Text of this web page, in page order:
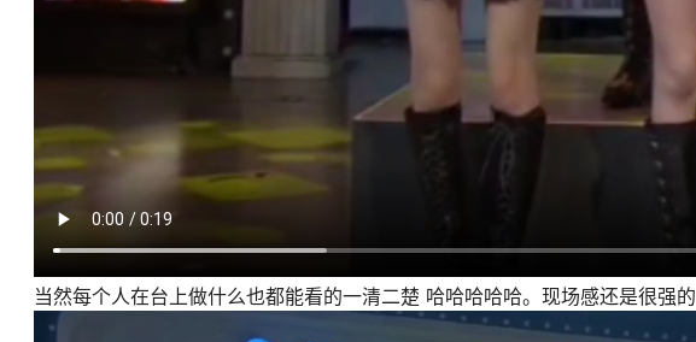
当然每个人在台上做什么也都能看的一清二楚 哈哈哈哈哈。现场感还是很强的